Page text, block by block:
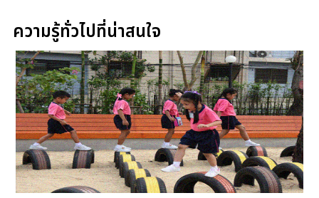
ความรู้ทั่วไปที่น่าสนใจ